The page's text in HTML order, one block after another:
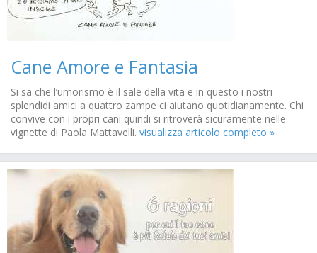
Cane Amore e Fantasia
Si sa che l’umorismo è il sale della vita e in questo i nostri
splendidi amici a quattro zampe ci aiutano quotidianamente. Chi
convive con i propri cani quindi si ritroverà sicuramente nelle
vignette di Paola Mattavelli. visualizza articolo completo »